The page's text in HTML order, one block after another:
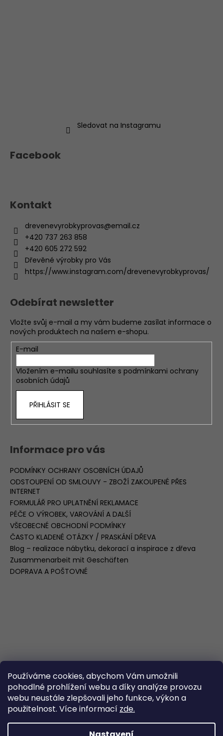
Používáme cookies, abychom Vám umožnili
pohodlné prohlížení webu a díky analýze provozu
webu neustále zlepšovali jeho funkce, výkon a
použitelnost. Více informací zde.
Sledovat na Instagramu
Facebook
Kontakt
drevenevyrobkyprovas@email.cz
+420 737 263 858
+420 605 272 592
Dřevěné výrobky pro Vás
https://www.instagram.com/drevenevyrobkyprovas/
Odebírat newsletter
Vložte svůj e-mail a my vám budeme zasílat informace o
nových produktech na našem e-shopu.
E-mail
Vložením e-mailu souhlasíte s podmínkami ochrany
osobních údajů
PŘIHLÁSIT SE
Informace pro vás
PODMÍNKY OCHRANY OSOBNÍCH ÚDAJŮ
ODSTOUPENÍ OD SMLOUVY - ZBOŽÍ ZAKOUPENÉ PŘES
INTERNET
FORMULÁŘ PRO UPLATNĚNÍ REKLAMACE
PÉČE O VÝROBEK, VAROVÁNÍ A DALŠÍ
VŠEOBECNÉ OBCHODNÍ PODMÍNKY
ČASTO KLADENÉ OTÁZKY / PRASKÁNÍ DŘEVA
Blog – realizace nábytku, dekorací a inspirace z dřeva
Zusammenarbeit mit Geschäften
DOPRAVA A POŠTOVNÉ